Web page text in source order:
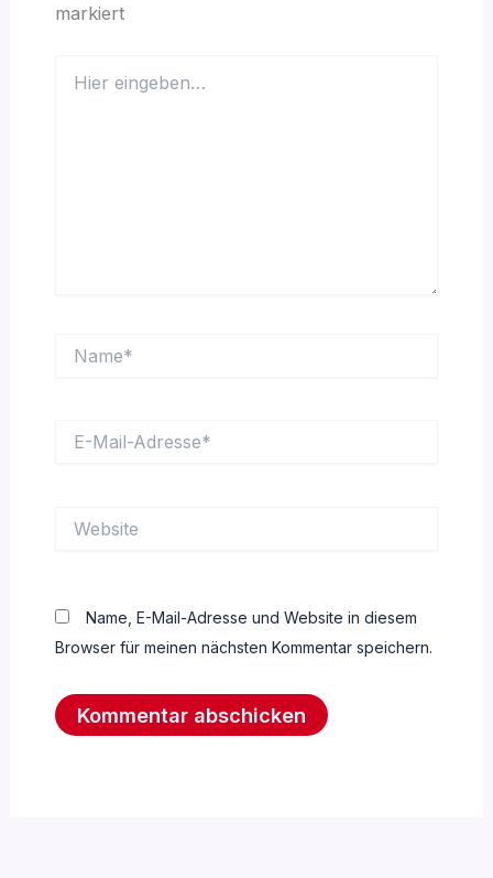
markiert
eingeben…
Mail-
Name, E-Mail-Adresse und Website in diesem
Browser für meinen nächsten Kommentar speichern.